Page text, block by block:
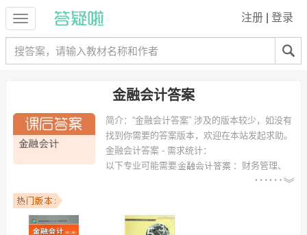
注册 登录
金融会计答案
简介： “金融会计答案” 涉及的版本较少，如没有
找到你需要的答案版本，欢迎在本站发起求助。
金融会计答案 - 需求统计：
以下专业可能需要
：财务管理、
国际金融、会计学（注册会计师方向）、机械设计制造及其自动化、电
子信息科学与技术、金融理财、财务会计 等专业。
以下学校的同学下载过
武汉大学、广东商学院华商学院、张家界学院、江苏大学、江汉大学、